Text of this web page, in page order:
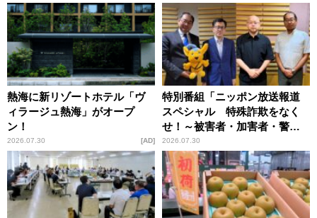
熱海に新リゾートホテル「ヴ
ィラージュ熱海」がオープ
ン！
2026.07.30 AD
特別番組「ニッポン放送報道
スペシャル 特殊詐欺をなく
せ！～被害者・加害者・警視
庁が語るトクリュウの実態
～」放送
2026.07.30